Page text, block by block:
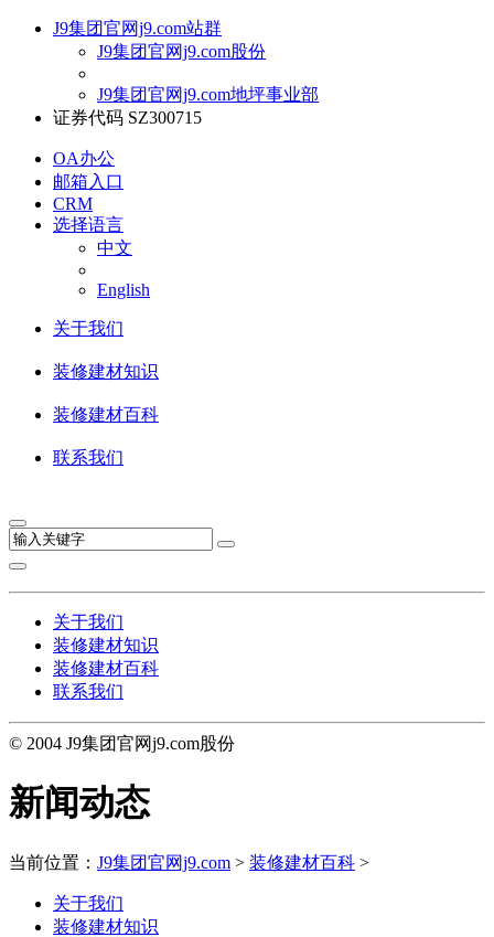
J9集团官网j9.com站群
J9集团官网j9.com股份
J9集团官网j9.com地坪事业部
证券代码 SZ300715
OA办公
邮箱入口
CRM
选择语言
中文
English
关于我们
装修建材知识
装修建材百科
联系我们
关于我们
装修建材知识
装修建材百科
联系我们
© 2004 J9集团官网j9.com股份
新闻动态
当前位置： J9集团官网j9.com > 装修建材百科 >
关于我们
装修建材知识